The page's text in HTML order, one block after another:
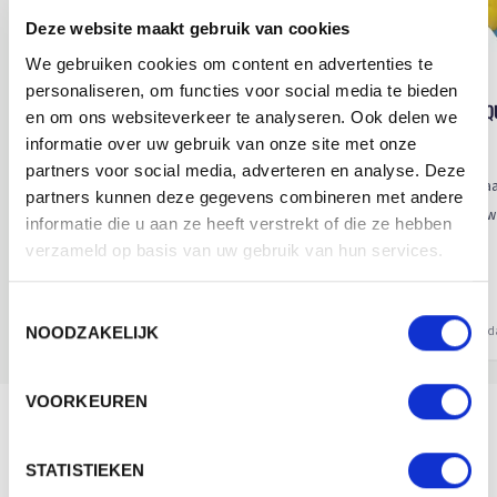
Deze website maakt gebruik van cookies
We gebruiken cookies om content en advertenties te
personaliseren, om functies voor social media te bieden
en om ons websiteverkeer te analyseren. Ook delen we
informatie over uw gebruik van onze site met onze
partners voor social media, adverteren en analyse. Deze
partners kunnen deze gegevens combineren met andere
informatie die u aan ze heeft verstrekt of die ze hebben
verzameld op basis van uw gebruik van hun services.
NOODZAKELIJK
VOORKEUREN
STATISTIEKEN
2 - 3 werkdagen
M131083
Merk: mbw
v.a. € 3,60
2 - 3
INTERESSE IN MEER DETAILS? LAAT HET
ONS WETEN!